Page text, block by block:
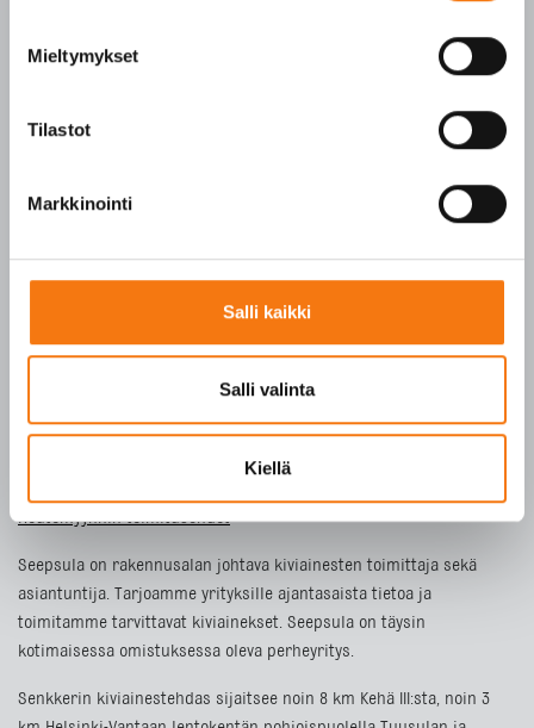
Mieltymykset
Tilastot
Markkinointi
Salli kaikki
Salli valinta
Kiellä
SFS-EN 13043
Y-tunnus 3609611-2
ETUSIVU
YRITYS
YHTEYSTIEDOT
Noutomyynnin toimitusehdot
Seepsula on rakennusalan johtava kiviainesten toimittaja sekä
asiantuntija. Tarjoamme yrityksille ajantasaista tietoa ja
toimitamme tarvittavat kiviainekset. Seepsula on täysin
kotimaisessa omistuksessa oleva perheyritys.
Senkkerin kiviainestehdas sijaitsee noin 8 km Kehä III:sta, noin 3